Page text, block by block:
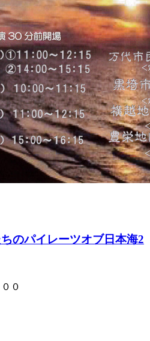
のパイレーツオブ日本海2
０